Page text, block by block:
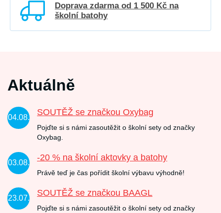
Doprava zdarma od 1 500 Kč na
školní batohy
Aktuálně
04.08.
SOUTĚŽ se značkou Oxybag
Pojďte si s námi zasoutěžit o školní sety od značky
Oxybag.
03.08.
-20 % na školní aktovky a batohy
Právě teď je čas pořídit školní výbavu výhodně!
23.07.
SOUTĚŽ se značkou BAAGL
Pojďte si s námi zasoutěžit o školní sety od značky